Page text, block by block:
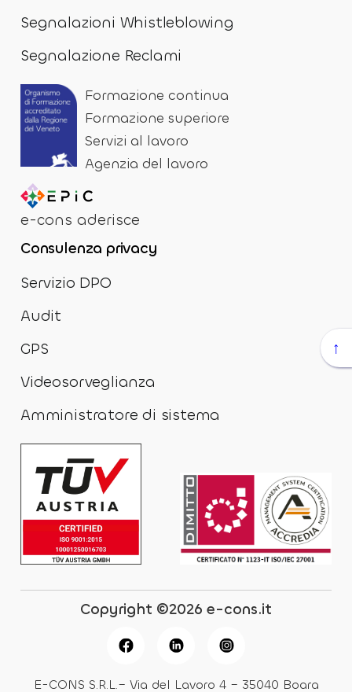
↑
Segnalazioni Whistleblowing
Segnalazione Reclami
Formazione continua
Formazione superiore
Servizi al lavoro
Agenzia del lavoro
e-cons aderisce
Consulenza privacy
Servizio DPO
Audit
GPS
Videosorveglianza
Amministratore di sistema
Copyright ©2026 e-cons.it
E-CONS S.R.L.– Via del Lavoro 4 – 35040 Boara